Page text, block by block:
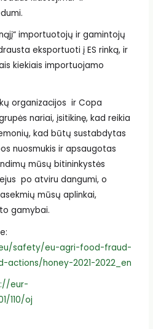
importuotojų ir gamintojų
eksportuoti į ES rinką, ir
kiekiais importuojamo
organizacijos ir Copa
nariai, įsitikinę, kad reikia
kad būtų sustabdytas
nuosmukis ir apsaugotas
mūsų bitininkystės
po atviru dangumi, o
mūsų aplinkai,
gamybai.
safety/eu-agri-food-fraud-
actions/honey-2021-2022_en
eur-
110/oj